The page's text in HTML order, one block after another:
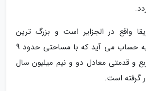
واقع در الجزایر است و بزرگ ترین
صحرای گرم دنیا به حساب می آید که با مساحتی حدود 9
و قدمتی معادل دو و نیم میلیون سال
گرفته است.